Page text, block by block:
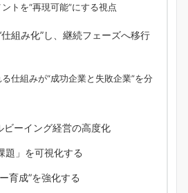
トを“再現可能”にする視点
組み化”し、継続フェーズへ移行
仕組みが“成功企業と失敗企業”を分
ビーイング経営の高度化
題」を可視化する
育成”を強化する